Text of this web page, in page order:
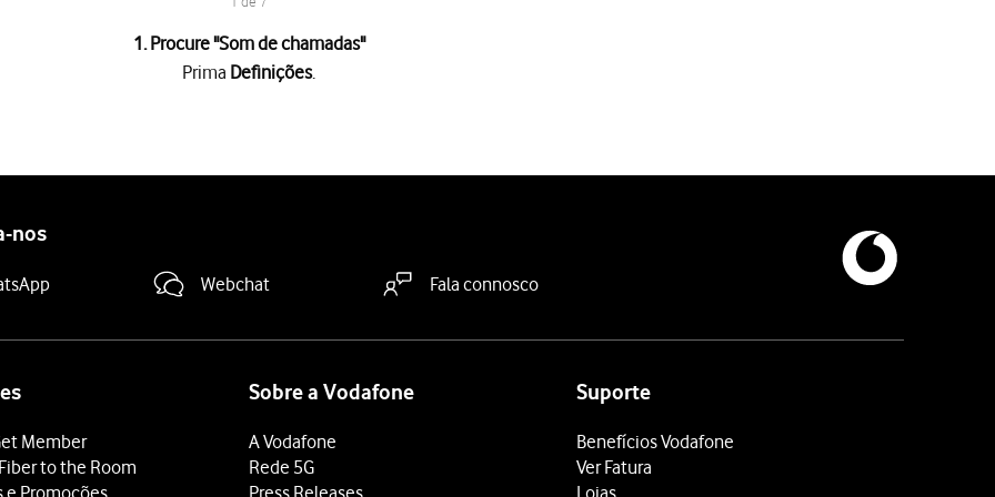
1. Procure "Som de chamadas"
Prima Definições.
tom de toque que pretende, prima
deslize o dedo de baixo para cima a partir da base do ecrã.
nos
Webchat Fala connosco
Member
to the Room
e Promoções
Sobre a Vodafone
A Vodafone
Rede 5G
Press Releases
Suporte
Benefícios Vodafone
Ver Fatura
Lojas